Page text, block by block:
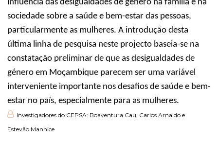
influência das desigualdades de género na família e na
sociedade sobre a saúde e bem-estar das pessoas,
particularmente as mulheres. A introdução desta
última linha de pesquisa neste projecto baseia-se na
constatação preliminar de que as desigualdades de
género em Moçambique parecem ser uma variável
interveniente importante nos desafios de saúde e bem-
estar no país, especialmente para as mulheres.
Investigadores do CEPSA: Boaventura Cau, Carlos Arnaldo e
Estevão Manhice